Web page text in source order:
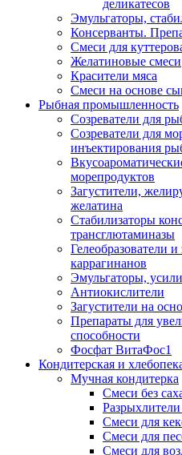
деликатесов
Эмульгаторы,
Консерванты.
Смеси для
Желатиновые смеси
Красители мяса
Смеси на основе
Рыбная промышленность
Созреватели для
Созреватели для
инъектирования
морепродуктов
Загустители,
желатина
Стабилизаторы
трансглютаминазы
Гелеобразователи
каррагинанов
Эмульгаторы,
Антиокислители
Загустители на
Препараты для
способности
Фосфат ВитаФос1
Кондитерская и
Мучная кондитерка
Смеси без
Смеси для
Смеси для
Смеси для